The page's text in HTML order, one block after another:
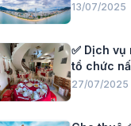
13/07/2025
✅ Dịch vụ
tổ chức
Nghiệp
27/07/2025